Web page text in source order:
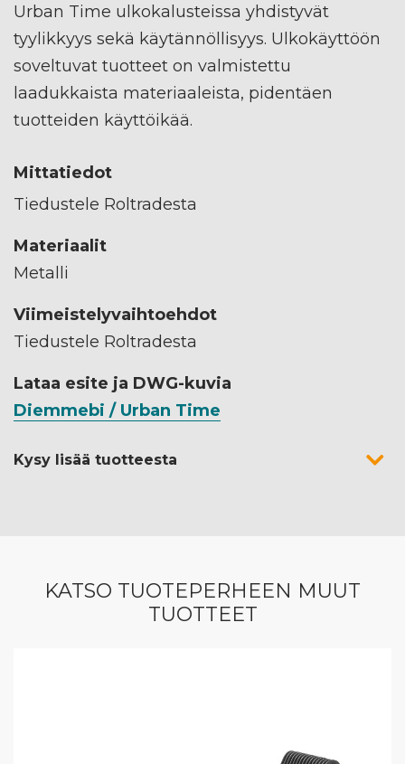
Urban Time ulkokalusteissa yhdistyvät
tyylikkyys sekä käytännöllisyys. Ulkokäyttöön
soveltuvat tuotteet on valmistettu
laadukkaista materiaaleista, pidentäen
tuotteiden käyttöikää.
Mittatiedot
Tiedustele Roltradesta
Materiaalit
Metalli
Viimeistelyvaihtoehdot
Tiedustele Roltradesta
Lataa esite ja DWG-kuvia
Diemmebi / Urban Time
Kysy lisää tuotteesta
KATSO TUOTEPERHEEN MUUT
TUOTTEET